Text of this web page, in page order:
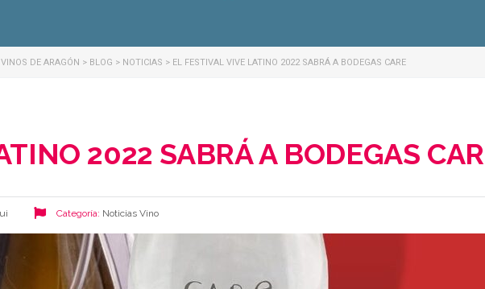
DE ARAGÓN > BLOG > NOTICIAS > EL FESTIVAL VIVE LATINO 2022 SABRÁ A BODEGAS CARE
2022 SABRÁ A BODEGAS
Categoría: Noticias Vino